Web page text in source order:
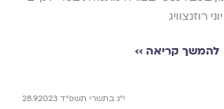
רוזנצוויג
להמשך קריאה ››
י״ג בתשרי תשפ״ד 28.9.2023